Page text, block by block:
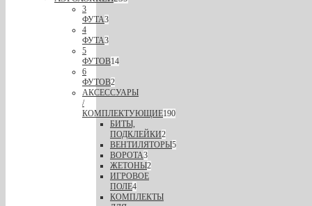
3
ФУТА3
4
ФУТА3
5
ФУТОВ14
6
ФУТОВ2
АКСЕССУАРЫ
/
КОМПЛЕКТУЮЩИЕ190
БИТЫ,
ПОДКЛЕЙКИ2
ВЕНТИЛЯТОРЫ5
ВОРОТА3
ЖЕТОНЫ2
ИГРОВОЕ
ПОЛЕ4
КОМПЛЕКТЫ